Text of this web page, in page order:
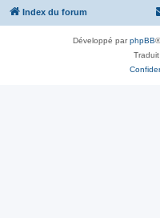
Index du forum
Développé parphpBB